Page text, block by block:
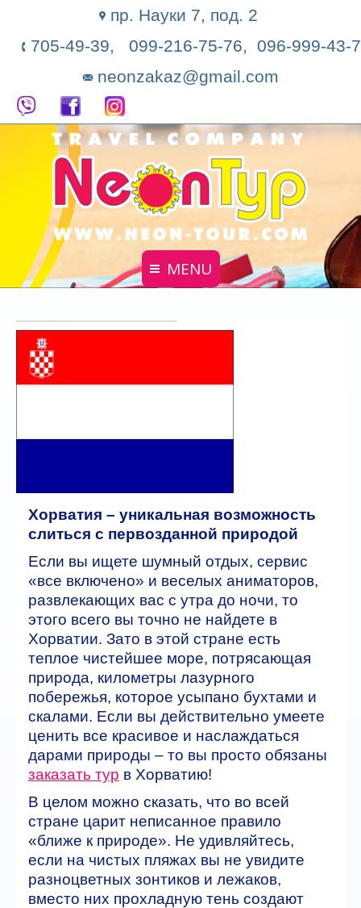
пр. Науки 7, под. 2
705-49-39, 099-216-75-76, 096-999-43-
neonzakaz@gmail.com
MENU
Автобусные туры
Отели
Контакты
Хорватия – уникальная возможность
слиться с первозданной природой
Если вы ищете шумный отдых, сервис
«все включено» и веселых аниматоров,
развлекающих вас с утра до ночи, то
этого всего вы точно не найдете в
Хорватии. Зато в этой стране есть
теплое чистейшее море, потрясающая
природа, километры лазурного
побережья, которое усыпано бухтами и
скалами. Если вы действительно умеете
ценить все красивое и наслаждаться
дарами природы – то вы просто обязаны
заказать тур в Хорватию!
В целом можно сказать, что во всей
стране царит неписанное правило
«ближе к природе». Не удивляйтесь,
если на чистых пляжах вы не увидите
разноцветных зонтиков и лежаков,
вместо них прохладную тень создают